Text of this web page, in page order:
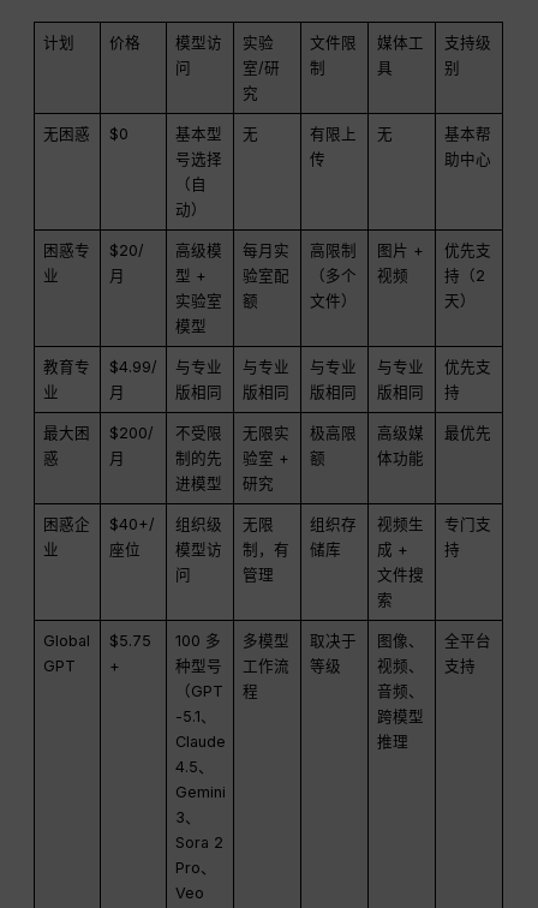
计划 价格
模型访
问
实验
室/研
究
文件限
制
媒体工
具
支持级
别
无困惑 $0
基本型
号选择
（自
动）
无
有限上
传
无
基本帮
助中心
困惑专
业
$20/
月
高级模
型 +
实验室
模型
每月实
验室配
额
高限制
（多个
文件）
图片 +
视频
优先支
持（2
天）
教育专
业
$4.99/
月
与专业
版相同
与专业
版相同
与专业
版相同
与专业
版相同
优先支
持
最大困
惑
$200/
月
不受限
制的先
进模型
无限实
验室 +
研究
极高限
额
高级媒
体功能
最优先
困惑企
业
$40+/
座位
组织级
模型访
问
无限
制，有
管理
组织存
储库
视频生
成 +
文件搜
索
专门支
持
Global
GPT
$5.75
+
100 多
种型号
（GPT
-5.1、
Claude
4.5、
Gemini
3、
Sora 2
Pro、
Veo
多模型
工作流
程
取决于
等级
图像、
视频、
音频、
跨模型
推理
全平台
支持